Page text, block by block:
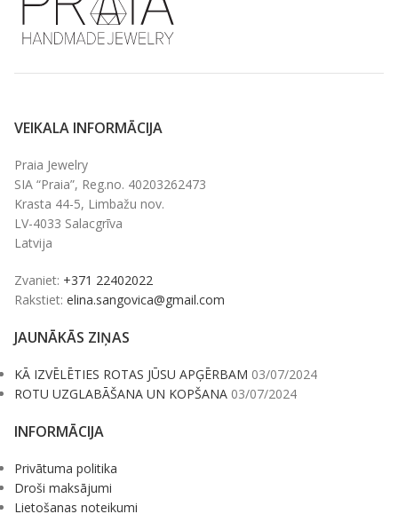
VEIKALA INFORMĀCIJA
Praia Jewelry
SIA “Praia”, Reg.no. 40203262473
Krasta 44-5, Limbažu nov.
LV-4033 Salacgrīva
Latvija
Zvaniet: +371 22402022
Rakstiet: elina.sangovica@gmail.com
JAUNĀKĀS ZIŅAS
KĀ IZVĒLĒTIES ROTAS JŪSU APĢĒRBAM 03/07/2024
ROTU UZGLABĀŠANA UN KOPŠANA 03/07/2024
INFORMĀCIJA
Privātuma politika
Droši maksājumi
Lietošanas noteikumi